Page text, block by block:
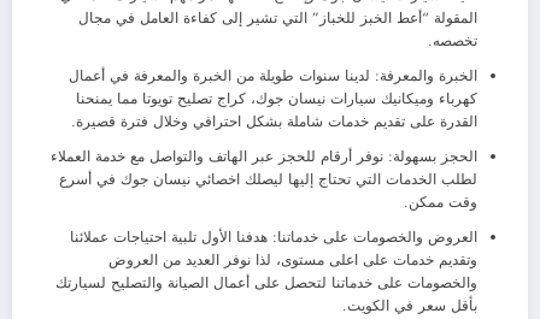
المقولة “أعط الخبز للخباز” التي تشير إلى كفاءة العامل في مجال
تخصصه.
الخبرة والمعرفة: لدينا سنوات طويلة من الخبرة والمعرفة في أعمال
كهرباء وميكانيك سيارات نيسان جوك، كراج تصليح تويوتا مما يمنحنا
القدرة على تقديم خدمات شاملة بشكل احترافي وخلال فترة قصيرة.
الحجز بسهولة: نوفر أرقام للحجز عبر الهاتف والتواصل مع خدمة العملاء
لطلب الخدمات التي تحتاج إليها ليصلك اخصائي نيسان جوك في أسرع
وقت ممكن.
العروض والخصومات على خدماتنا: هدفنا الأول تلبية احتياجات عملائنا
وتقديم خدمات على اعلى مستوى، لذا نوفر العديد من العروض
والخصومات على خدماتنا لتحصل على أعمال الصيانة والتصليح لسيارتك
بأقل سعر في الكويت.